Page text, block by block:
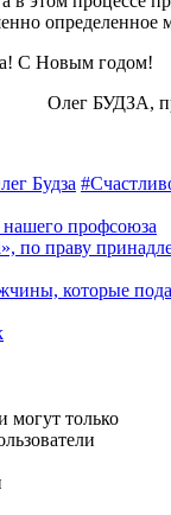
определенное
С Новым годом!
Олег БУДЗА,
Буд­за
профсоюза
по праву
которые
могут только